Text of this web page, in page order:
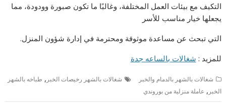
التكيف مع بيئات العمل المختلفة، وغالبًا ما تكون صبورة وودودة، مما
يجعلها خيار مناسب للأسر
التي تبحث عن مساعدة موثوقة ومحترمة في إدارة شؤون المنزل.
للمزيد : شغالات بالساعه جدة
شغالات بالشهر بالدمام والخبر شغالات بالشهر رخيصات الخبر , طباخه بالشهر
الخبر , عاملة منزلية من بوروندي